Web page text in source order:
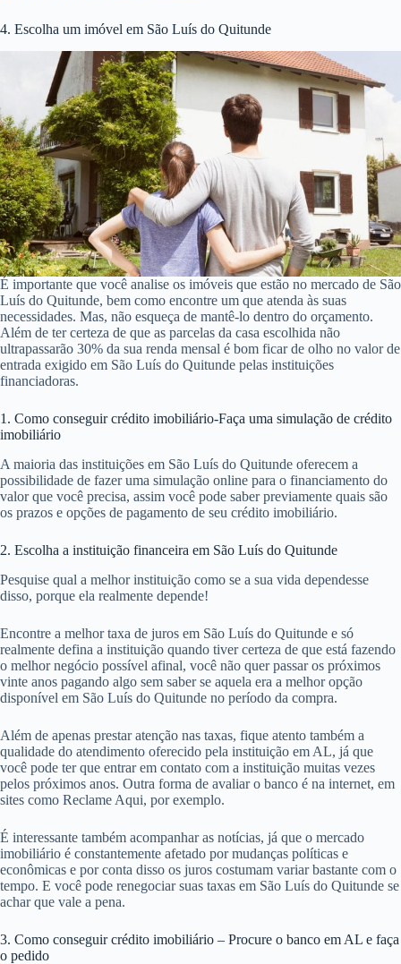
4. Escolha um imóvel em São Luís do Quitunde
É importante que você analise os imóveis que estão no mercado de São
Luís do Quitunde, bem como encontre um que atenda às suas
necessidades. Mas, não esqueça de mantê-lo dentro do orçamento.
Além de ter certeza de que as parcelas da casa escolhida não
ultrapassarão 30% da sua renda mensal é bom ficar de olho no valor de
entrada exigido em São Luís do Quitunde pelas instituições
financiadoras.
1. Como conseguir crédito imobiliário-Faça uma simulação de crédito
imobiliário
A maioria das instituições em São Luís do Quitunde oferecem a
possibilidade de fazer uma simulação online para o financiamento do
valor que você precisa, assim você pode saber previamente quais são
os prazos e opções de pagamento de seu crédito imobiliário.
2. Escolha a instituição financeira em São Luís do Quitunde
Pesquise qual a melhor instituição como se a sua vida dependesse
disso, porque ela realmente depende!
Encontre a melhor taxa de juros em São Luís do Quitunde e só
realmente defina a instituição quando tiver certeza de que está fazendo
o melhor negócio possível afinal, você não quer passar os próximos
vinte anos pagando algo sem saber se aquela era a melhor opção
disponível em São Luís do Quitunde no período da compra.
Além de apenas prestar atenção nas taxas, fique atento também a
qualidade do atendimento oferecido pela instituição em AL, já que
você pode ter que entrar em contato com a instituição muitas vezes
pelos próximos anos. Outra forma de avaliar o banco é na internet, em
sites como Reclame Aqui, por exemplo.
É interessante também acompanhar as notícias, já que o mercado
imobiliário é constantemente afetado por mudanças políticas e
econômicas e por conta disso os juros costumam variar bastante com o
tempo. E você pode renegociar suas taxas em São Luís do Quitunde se
achar que vale a pena.
3. Como conseguir crédito imobiliário – Procure o banco em AL e faça
o pedido